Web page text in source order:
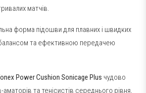
матчів.
форма підошви для плавних і швидких
та ефективною передачею
Power Cushion Sonicage Plus чудово
аматорів та тенісистів середнього рівня,